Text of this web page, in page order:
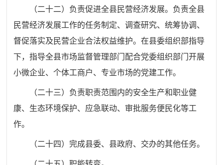
（二十二）负责促进全县民营经济发展。负责全县
民营经济发展工作的任务制定、调查研究、统筹协调、
督促落实及民营企业合法权益维护。在县委组织部指导
下，指导全县市场监督管理部门配合党委组织部门开展
小微企业、个体工商户、专业市场的党建工作。
（二十三）负责职责范围内的安全生产和职业健
康、生态环境保护、应急联动、审批服务便民化等工
作。
（二十四）完成县委、县政府、交办的其他任务。